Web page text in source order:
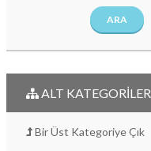
ARA
ALT KATEGORİLER
Bir Üst Kategoriye Çık